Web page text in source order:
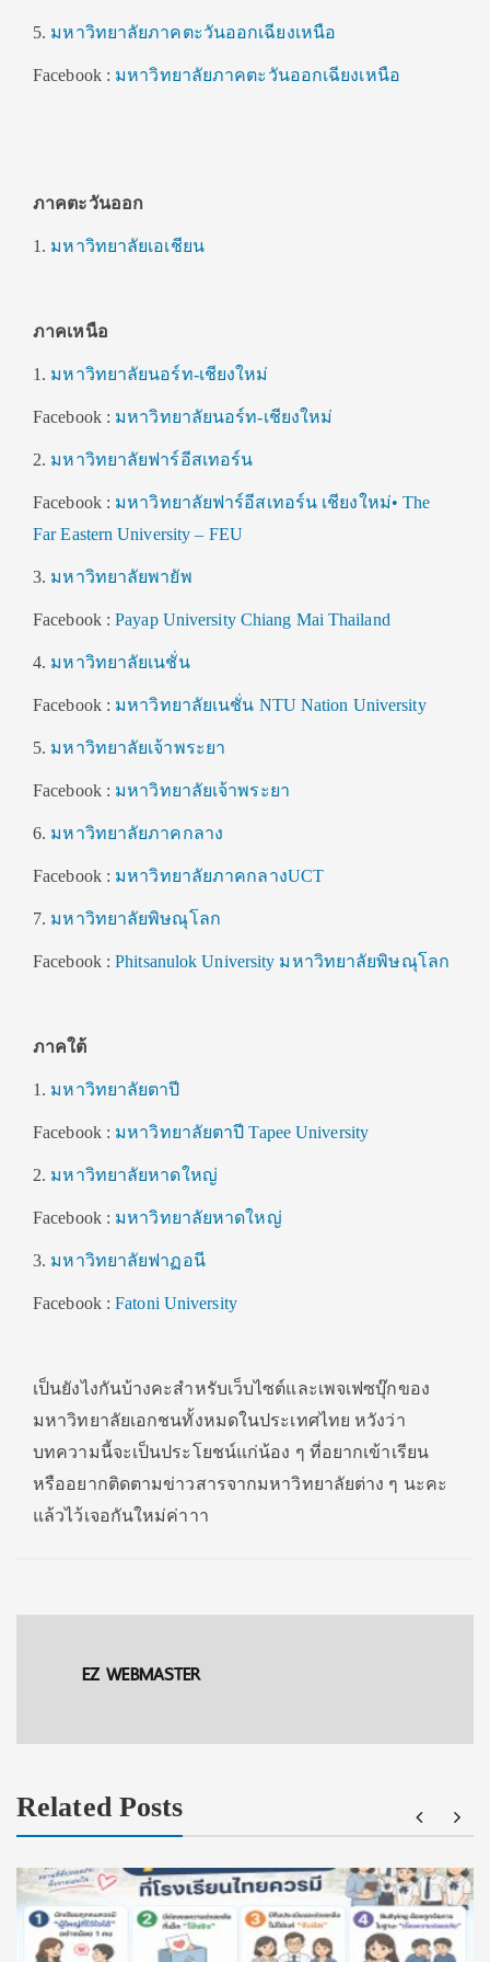
5. มหาวิทยาลัยภาคตะวันออกเฉียงเหนือ
Facebook : มหาวิทยาลัยภาคตะวันออกเฉียงเหนือ
ภาคตะวันออก
1. มหาวิทยาลัยเอเชียน
ภาคเหนือ
1. มหาวิทยาลัยนอร์ท-เชียงใหม่
Facebook : มหาวิทยาลัยนอร์ท-เชียงใหม่
2. มหาวิทยาลัยฟาร์อีสเทอร์น
Facebook : มหาวิทยาลัยฟาร์อีสเทอร์น เชียงใหม่• The
Far Eastern University – FEU
3. มหาวิทยาลัยพายัพ
Facebook :Payap University Chiang Mai Thailand
4. มหาวิทยาลัยเนชั่น
Facebook : มหาวิทยาลัยเนชั่น NTU Nation University
5. มหาวิทยาลัยเจ้าพระยา
Facebook : มหาวิทยาลัยเจ้าพระยา
6. มหาวิทยาลัยภาคกลาง
Facebook : มหาวิทยาลัยภาคกลางUCT
7. มหาวิทยาลัยพิษณุโลก
Facebook :Phitsanulok University มหาวิทยาลัยพิษณุโลก
ภาคใต้
1. มหาวิทยาลัยตาปี
Facebook : มหาวิทยาลัยตาปี Tapee University
2. มหาวิทยาลัยหาดใหญ่
Facebook : มหาวิทยาลัยหาดใหญ่
3. มหาวิทยาลัยฟาฏอนี
Facebook :Fatoni University
เป็นยังไงกันบ้างคะสำหรับเว็บไซต์และเพจเฟซบุ๊กของ
มหาวิทยาลัยเอกชนทั้งหมดในประเทศไทย หวังว่า
บทความนี้จะเป็นประโยชน์แก่น้อง ๆ ที่อยากเข้าเรียน
หรืออยากติดตามข่าวสารจากมหาวิทยาลัยต่าง ๆ นะคะ
แล้วไว้เจอกันใหม่ค่าาา
EZ WEBMASTER
Related Posts